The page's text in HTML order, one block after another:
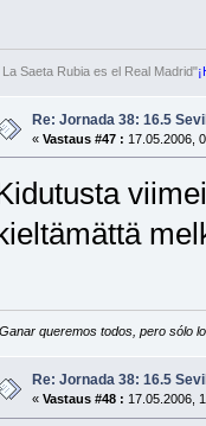
La Saeta Rubia es el Real Madrid"
Re: Jornada 38: 16.5
« Vastaus #47 : 17.05.2006,
queremos todos, pero sólo
Re: Jornada 38: 16.5
« Vastaus #48 : 17.05.2006,